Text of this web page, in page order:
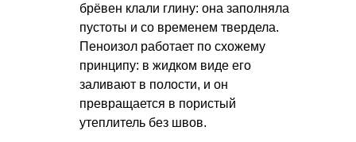
брёвен клали глину: она заполняла
пустоты и со временем твердела.
Пеноизол работает по схожему
принципу: в жидком виде его
заливают в полости, и он
превращается в пористый
утеплитель без швов.